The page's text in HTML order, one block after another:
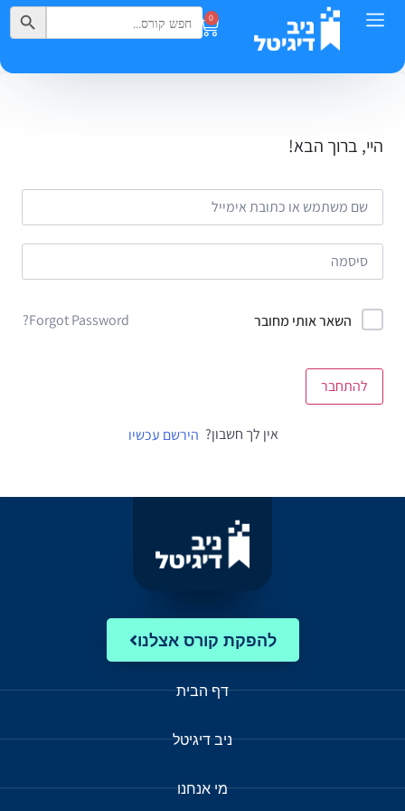
0
Search
for:
Search Button
היי, ברוך הבא!
השאר אותי מחובר Forgot Password?
להתחבר
אין לך חשבון? הירשם עכשיו
להפקת קורס אצלנו
דף הבית
ניב דיגיטל
מי אנחנו